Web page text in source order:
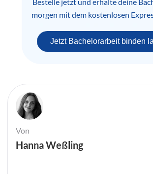
morgen mit dem kostenlosen
Jetzt Bachelorarbeit binden
Von
Hanna Weßling